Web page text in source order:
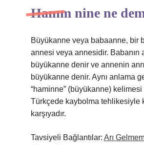
Hanım nine ne
Büyükanne veya babaanne, bir
annesi veya annesidir. Babanın
büyükanne denir ve annenin
büyükanne denir. Aynı anlama
“haminne” (büyükanne) kelimesi
Türkçede kaybolma tehlikesiyle
karşıyadır.
Tavsiyeli Bağlantılar: Arı